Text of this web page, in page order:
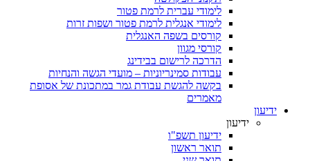
לימודי עברית לרמת פטור
לימודי אנגלית לרמת פטור ושפות זרות
קורסים בשפה האנגלית
קורסי מגוון
הדרכה לרישום בבידינג
עבודות סמינריוניות – מועדי הגשה והנחיות
בקשה להגשת עבודת גמר במתכונת של אסופת
מאמרים
ידיעון
ידיעון
ידיעון תשפ"ו
תואר ראשון